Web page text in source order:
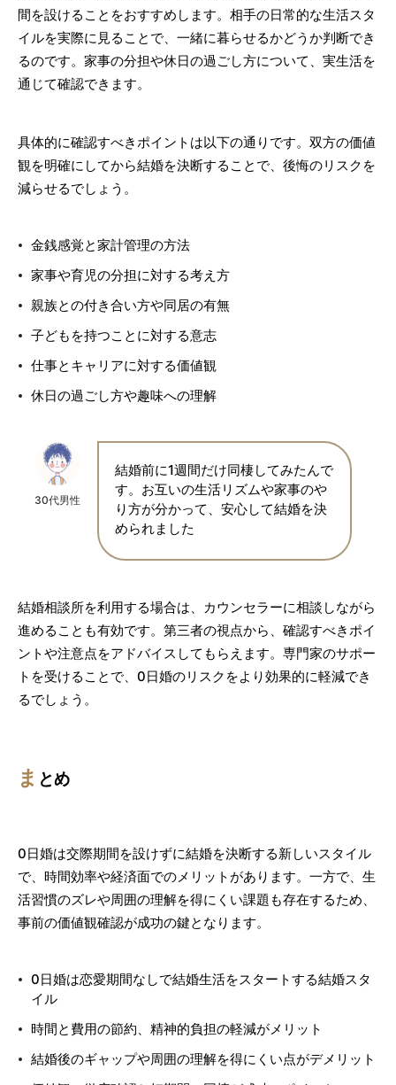
間を設けることをおすすめします。相手の日常的な生活スタ
イルを実際に見ることで、一緒に暮らせるかどうか判断でき
るのです。家事の分担や休日の過ごし方について、実生活を
通じて確認できます。
具体的に確認すべきポイントは以下の通りです。双方の価値
観を明確にしてから結婚を決断することで、後悔のリスクを
減らせるでしょう。
金銭感覚と家計管理の方法
家事や育児の分担に対する考え方
親族との付き合い方や同居の有無
子どもを持つことに対する意志
仕事とキャリアに対する価値観
休日の過ごし方や趣味への理解
30代男性
結婚前に1週間だけ同棲してみたんで
す。お互いの生活リズムや家事のや
り方が分かって、安心して結婚を決
められました
結婚相談所を利用する場合は、カウンセラーに相談しながら
進めることも有効です。第三者の視点から、確認すべきポイ
ントや注意点をアドバイスしてもらえます。専門家のサポー
トを受けることで、0日婚のリスクをより効果的に軽減でき
るでしょう。
ま とめ
0日婚は交際期間を設けずに結婚を決断する新しいスタイル
で、時間効率や経済面でのメリットがあります。一方で、生
活習慣のズレや周囲の理解を得にくい課題も存在するため、
事前の価値観確認が成功の鍵となります。
0日婚は恋愛期間なしで結婚生活をスタートする結婚スタ
イル
時間と費用の節約、精神的負担の軽減がメリット
結婚後のギャップや周囲の理解を得にくい点がデメリット